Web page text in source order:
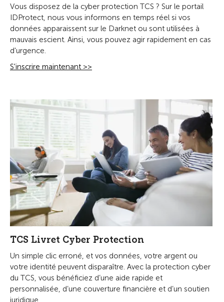
Vous disposez de la cyber protection TCS ? Sur le portail
IDProtect, nous vous informons en temps réel si vos
données apparaissent sur le Darknet ou sont utilisées à
mauvais escient. Ainsi, vous pouvez agir rapidement en cas
d'urgence.
S'inscrire maintenant >>
TCS Livret Cyber Protection
Un simple clic erroné, et vos données, votre argent ou
votre identité peuvent disparaître. Avec la protection cyber
du TCS, vous bénéficiez d’une aide rapide et
personnalisée, d’une couverture financière et d’un soutien
juridique.